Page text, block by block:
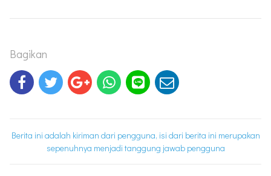
Bagikan
Berita ini adalah kiriman dari pengguna, isi dari berita ini merupakan
sepenuhnya menjadi tanggung jawab pengguna